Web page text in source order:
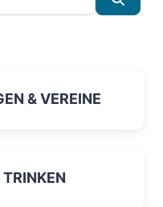
& VEREINE
TRINKEN